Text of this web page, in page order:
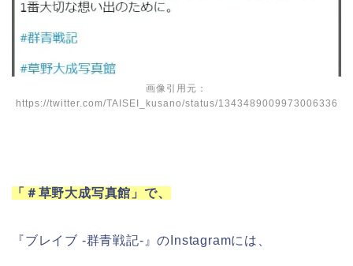
画像引用元：
https://twitter.com/TAISEI_kusano/status/1343489009973006336
「＃草野大成写真館」で、
『ブレイブ ‐群青戦記‐』のInstagramには、